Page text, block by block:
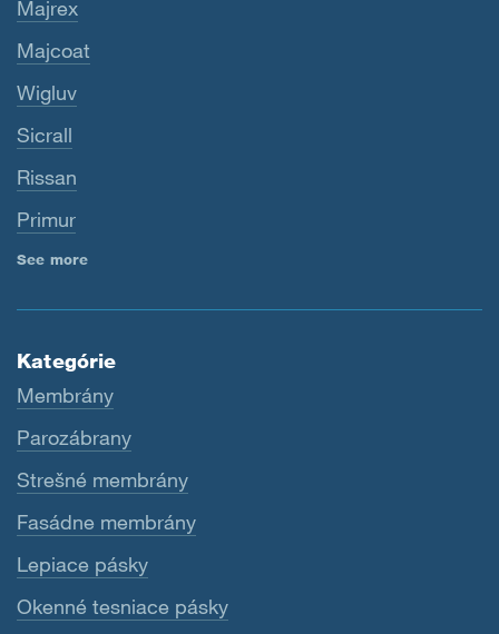
Majrex
Majcoat
Wigluv
Sicrall
Rissan
Primur
See more
Kategórie
Membrány
Parozábrany
Strešné membrány
Fasádne membrány
Lepiace pásky
Okenné tesniace pásky